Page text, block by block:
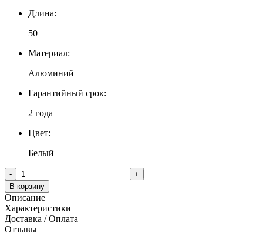
Длина:
50
Материал:
Алюминий
Гарантийный срок:
2 года
Цвет:
Белый
-
+
В корзину
Описание
Характеристики
Доставка / Оплата
Отзывы